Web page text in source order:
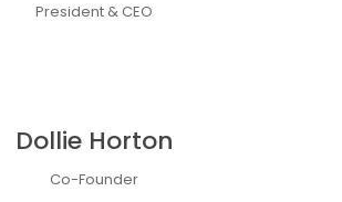
President & CEO
Dollie Horton
Co-Founder